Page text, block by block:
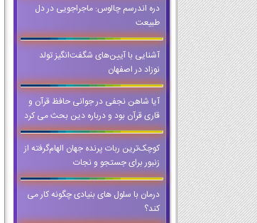
دره اندرسم چالوس: ماجراجویی در دل
طبیعت
آشنایی با آیین‌های شگفت‌انگیز تولد
نوزاد در اصفهان
آیا شاهن نجفی در جوانی حافظ قرآن و
قاری قرآن بود و درباره دین بحث می کرد
کوچک‌ترین ربات پرنده جهان الهام‌گرفته از
زنبور برای جستجو و نجات
درمان با سلول های بنیادی چگونه کار می
کند؟